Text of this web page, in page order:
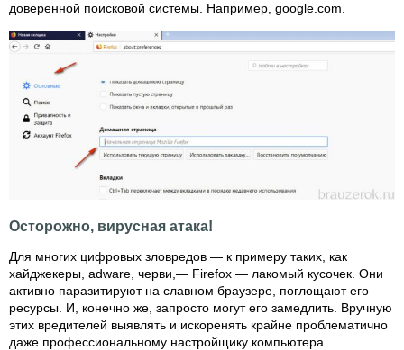
доверенной поисковой системы. Например, google.com.
Осторожно, вирусная атака!
Для многих цифровых зловредов — к примеру таких, как
хайджекеры, adware, черви,— Firefox — лакомый кусочек. Они
активно паразитируют на славном браузере, поглощают его
ресурсы. И, конечно же, запросто могут его замедлить. Вручную
этих вредителей выявлять и искоренять крайне проблематично
даже профессиональному настройщику компьютера.